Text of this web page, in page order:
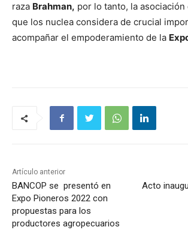
raza Brahman, por lo tanto, la
que los nuclea considera de crucial
acompañar el empoderamiento de la
Artículo anterior
BANCOP se presentó en
Expo Pioneros 2022 con
propuestas para los
productores agropecuarios
Acto